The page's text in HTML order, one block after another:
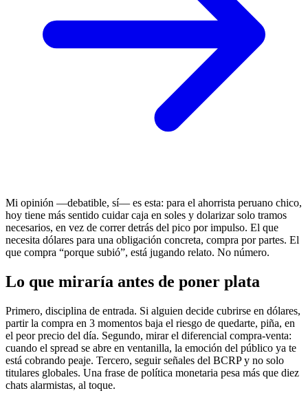
Mi opinión —debatible, sí— es esta: para el ahorrista peruano chico,
hoy tiene más sentido cuidar caja en soles y dolarizar solo tramos
necesarios, en vez de correr detrás del pico por impulso. El que
necesita dólares para una obligación concreta, compra por partes. El
que compra “porque subió”, está jugando relato. No número.
Lo que miraría antes de poner plata
Primero, disciplina de entrada. Si alguien decide cubrirse en dólares,
partir la compra en 3 momentos baja el riesgo de quedarte, piña, en
el peor precio del día. Segundo, mirar el diferencial compra-venta:
cuando el spread se abre en ventanilla, la emoción del público ya te
está cobrando peaje. Tercero, seguir señales del BCRP y no solo
titulares globales. Una frase de política monetaria pesa más que diez
chats alarmistas, al toque.